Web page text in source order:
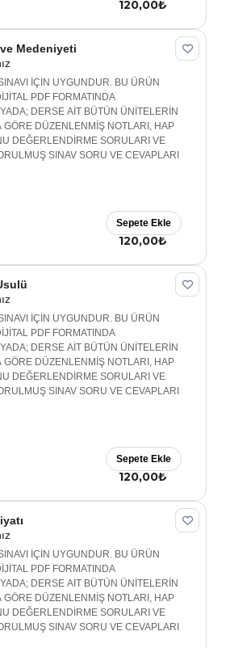
120,00₺
Medeniyeti
İÇİN UYGUNDUR. BU ÜRÜN
PDF FORMATINDA
DERSE AİT BÜTÜN ÜNİTELERİN
GÖRE DÜZENLENMİŞ NOTLARI, HAP
DEĞERLENDİRME SORULARI VE
SINAV SORU VE CEVAPLARI
120,00₺
Sepete Ekle
İÇİN UYGUNDUR. BU ÜRÜN
PDF FORMATINDA
DERSE AİT BÜTÜN ÜNİTELERİN
GÖRE DÜZENLENMİŞ NOTLARI, HAP
DEĞERLENDİRME SORULARI VE
SINAV SORU VE CEVAPLARI
120,00₺
Sepete Ekle
İÇİN UYGUNDUR. BU ÜRÜN
PDF FORMATINDA
DERSE AİT BÜTÜN ÜNİTELERİN
GÖRE DÜZENLENMİŞ NOTLARI, HAP
DEĞERLENDİRME SORULARI VE
SINAV SORU VE CEVAPLARI